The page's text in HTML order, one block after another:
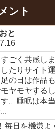
ント
と
ごく共感し
たりサイト
の日は作品
ヤモヤする
。睡眠は本
毎日を機嫌よ